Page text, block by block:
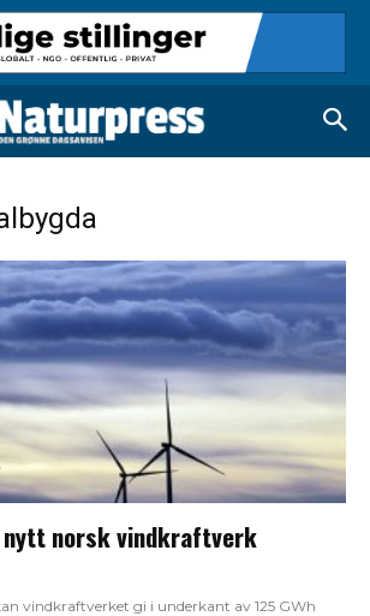
norsk vindkraftverk
vindkraftverket gi i underkant av 125 GWh